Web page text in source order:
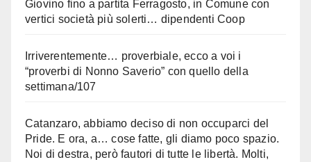
Giovino fino a partita Ferragosto, in Comune con
vertici società più solerti… dipendenti Coop
Irriverentemente… proverbiale, ecco a voi i
“proverbi di Nonno Saverio” con quello della
settimana/107
Catanzaro, abbiamo deciso di non occuparci del
Pride. E ora, a… cose fatte, gli diamo poco spazio.
Noi di destra, però fautori di tutte le libertà. Molti,